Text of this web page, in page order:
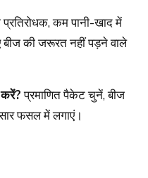
प्रतिरोधक, कम पानी-खाद में
बीज की जरूरत नहीं पड़ने वाले
प्रमाणित पैकेट चुनें, बीज
फसल में लगाएं।